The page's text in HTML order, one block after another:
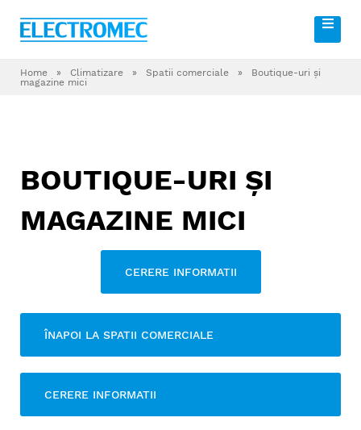
Home » Climatizare » Spatii comerciale »
Boutique-uri şi
magazine mici
BOUTIQUE-URI ŞI
MAGAZINE MICI
CERERE INFORMATII
ÎNAPOI LA SPATII COMERCIALE
CERERE INFORMATII